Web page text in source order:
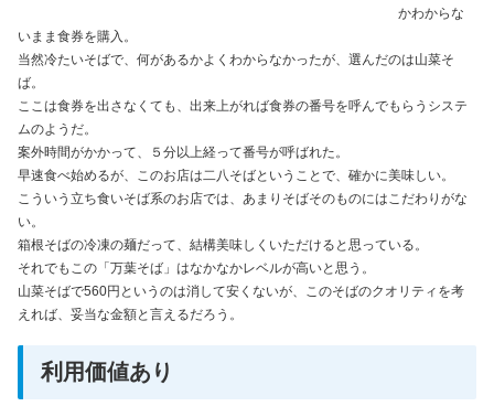
かわからな
いまま食券を購入。
当然冷たいそばで、何があるかよくわからなかったが、選んだのは山菜そ
ば。
ここは食券を出さなくても、出来上がれば食券の番号を呼んでもらうシステ
ムのようだ。
案外時間がかかって、５分以上経って番号が呼ばれた。
早速食べ始めるが、このお店は二八そばということで、確かに美味しい。
こういう立ち食いそば系のお店では、あまりそばそのものにはこだわりがな
い。
箱根そばの冷凍の麺だって、結構美味しくいただけると思っている。
それでもこの「万葉そば」はなかなかレベルが高いと思う。
山菜そばで560円というのは消して安くないが、このそばのクオリティを考
えれば、妥当な金額と言えるだろう。
利用価値あり